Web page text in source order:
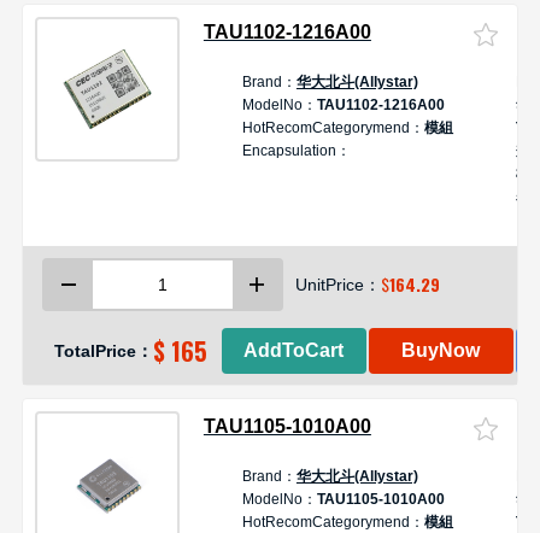
TAU1102-1216A00
Brand： 华大北斗(Allystar)
ModelNo： TAU1102-1216A00
HotRecomCategorymend： 模組
Encapsulation：
华
兼
模
表
UnitPrice： $164.29
TotalPrice： $ 165 AddToCart BuyNow
TAU1105-1010A00
Brand： 华大北斗(Allystar)
ModelNo： TAU1105-1010A00
HotRecomCategorymend： 模組
华